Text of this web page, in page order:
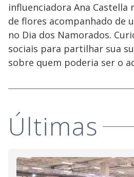
influenciadora Ana Castella
de flores acompanhado de
no Dia dos Namorados.
sociais para partilhar sua
sobre quem poderia ser o
Últimas